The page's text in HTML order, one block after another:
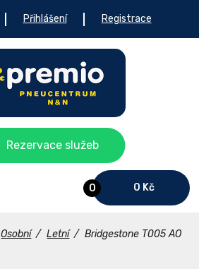
Přihlášení Registrace
0 0 Kč
Rezervace služeb
Osobní / Letní / Bridgestone T005 AO